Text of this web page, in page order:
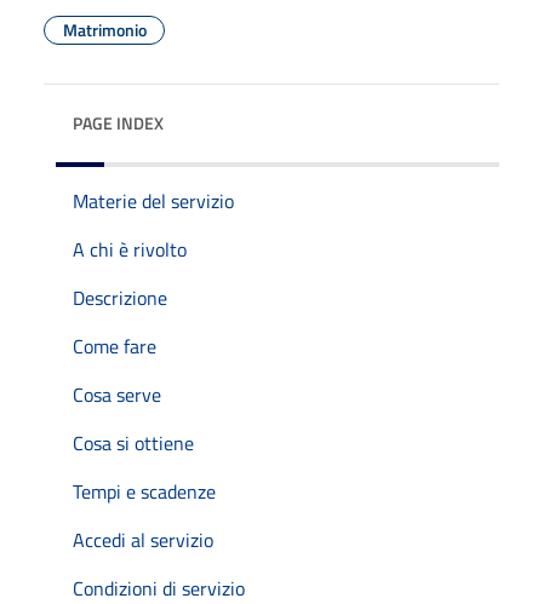
Matrimonio
PAGE INDEX
Materie del servizio
A chi è rivolto
Descrizione
Come fare
Cosa serve
Cosa si ottiene
Tempi e scadenze
Accedi al servizio
Condizioni di servizio